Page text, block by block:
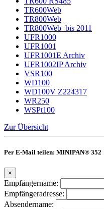
TR600Web
TR800Web
TR800Web_bis 2011
UFR1000
UFR1001
UFR1001E Archiv
UFR1002IP Archiv
VSR100
WD100
WD100V Z224317
WR250
WSPt100
Zur Übersicht
Per E-Mail teilen: MINIPAN® 352
×
Empfängername:
Empfängeradresse:
Absendername: